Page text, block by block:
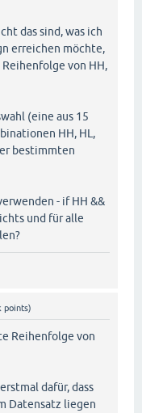
das sind, was ich
erreichen möchte,
von HH,
(eine aus 15
HH, HL,
bestimmten
- if HH &&
und für alle
points)
Reihenfolge von
dafür, dass
Datensatz liegen